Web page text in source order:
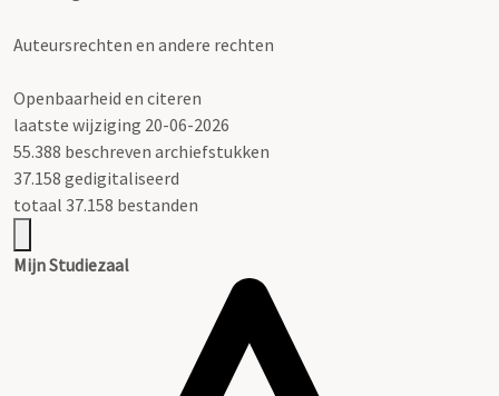
Auteursrechten en andere rechten
Openbaarheid en citeren
laatste wijziging 20-06-2026
55.388 beschreven archiefstukken
37.158 gedigitaliseerd
totaal 37.158 bestanden
Mijn Studiezaal